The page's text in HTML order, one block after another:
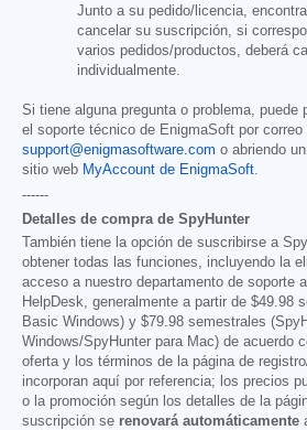
Junto a su pedido/licencia,
cancelar su suscripción, si
varios pedidos/productos, deberá
individualmente.
Si tiene alguna pregunta o problema, puede
el soporte técnico de EnigmaSoft por correo
support@enigmasoftware.com o abriendo
sitio web MyAccount de EnigmaSoft.
------
Detalles de compra de SpyHunter
También tiene la opción de suscribirse a
obtener todas las funciones, incluyendo la
acceso a nuestro departamento de soporte
HelpDesk, generalmente a partir de $49.98
Basic Windows) y $79.98 semestrales
Windows/SpyHunter para Mac) de acuerdo
oferta y los términos de la página de
incorporan aquí por referencia; los precios
o la promoción según los detalles de la
suscripción se renovará automáticamente